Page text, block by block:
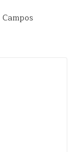
Campos